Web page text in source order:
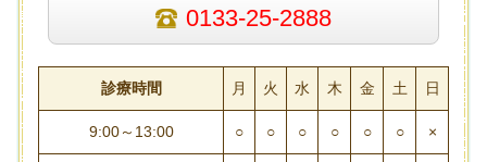
0133-25-2888
診療時間 月 火 水 木 金 土 日
9:00～13:00 ○ ○ ○ ○ ○ ○ ×